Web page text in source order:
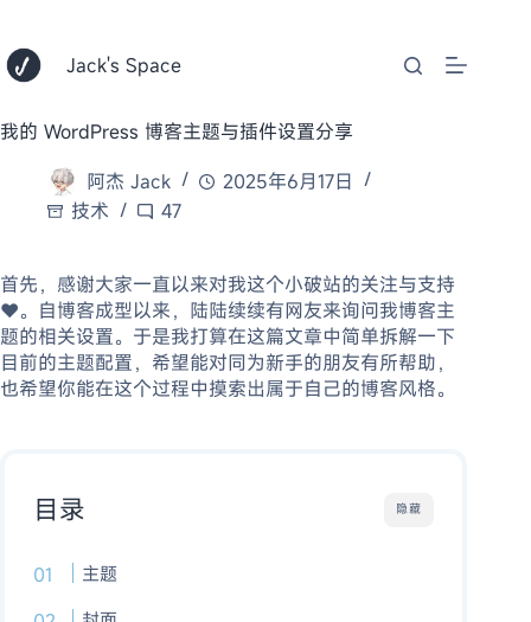
内
Jack's Space
我的 WordPress 博客主题与插件设置分享
阿杰 Jack
2025年6月17日
技术
47
首先，感谢大家一直以来对我这个小破站的关注与支持
♥️。自博客成型以来，陆陆续续有网友来询问我博客主
题的相关设置。于是我打算在这篇文章中简单拆解一下
目前的主题配置，希望能对同为新手的朋友有所帮助，
也希望你能在这个过程中摸索出属于自己的博客风格。
隐藏
目录
主题